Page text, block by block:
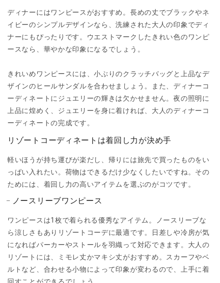
ディナーにはワンピースがおすすめ。長めの丈でブラックやネ
イビーのシンプルデザインなら、洗練された大人の印象でディ
ナーにもぴったりです。ウエストマークしたきれい色のワンピ
ースなら、華やかな印象になるでしょう。
きれいめワンピースには、小ぶりのクラッチバッグと上品なデ
ザインのヒールサンダルを合わせましょう。また、ディナーコ
ーディネートにジュエリーの輝きは欠かせません。夜の照明に
上品に煌めく、ジュエリーを身に着ければ、大人のディナーコ
ーディネートの完成です。
リゾートコーディネートは着回し力が決め手
軽いほうが持ち運びが楽だし、帰りには旅先で買ったものをい
っぱい入れたい。荷物はできるだけ少なくしたいですね。その
ためには、着回し力の高いアイテムを選ぶのがコツです。
ノースリーブワンピース
ワンピースは1枚で着られる優秀なアイテム。ノースリーブな
ら涼しさもありリゾートコーデに最適です。日差しや冷房が気
になればパーカーやストールを羽織って対応できます。大人の
リゾートには、ミモレ丈かマキシ丈がおすすめ。スカーフやベ
ルトなど、合わせる小物によって印象が変わるので、上手に着
回すことができるでしょう。